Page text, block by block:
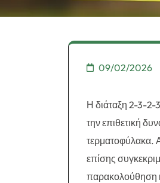
09/02/2026
Η διάταξη 2-3-2-
την επιθετική
τερματοφύλακα.
επίσης
παρακολούθηση